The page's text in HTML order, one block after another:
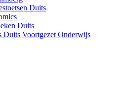
Duits
Duits
Duits Voortgezet Onderwijs